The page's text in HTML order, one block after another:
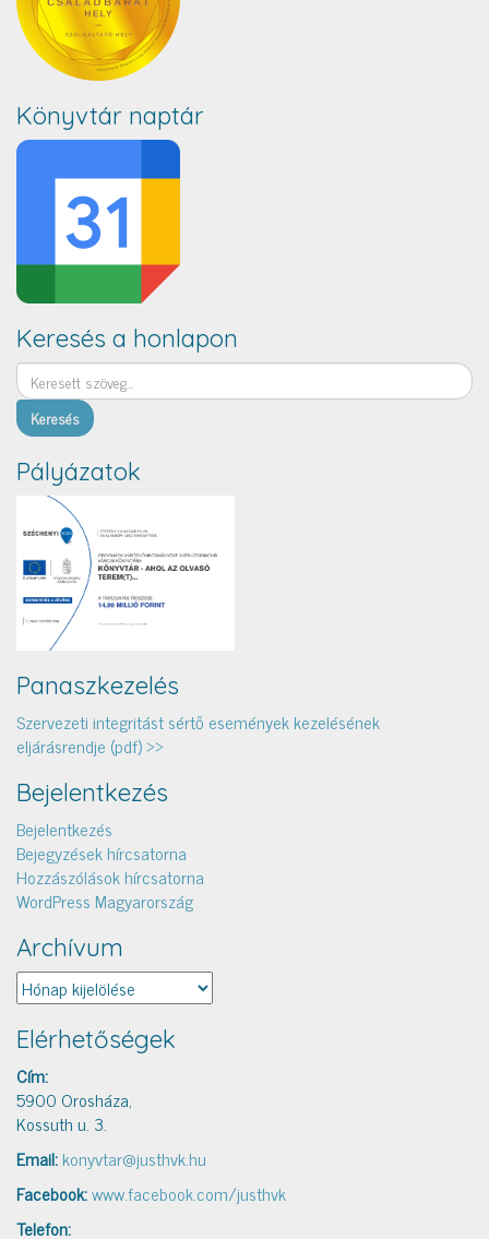
Könyvtár naptár
Keresés a honlapon
Keresés
Pályázatok
Panaszkezelés
Szervezeti integritást sértő események kezelésének
eljárásrendje (pdf) >>
Bejelentkezés
Bejelentkezés
Bejegyzések hírcsatorna
Hozzászólások hírcsatorna
WordPress Magyarország
Archívum
Archívum
Elérhetőségek
Cím:
5900 Orosháza,
Kossuth u. 3.
Email:konyvtar@justhvk.hu
Facebook:www.facebook.com/justhvk
Telefon: